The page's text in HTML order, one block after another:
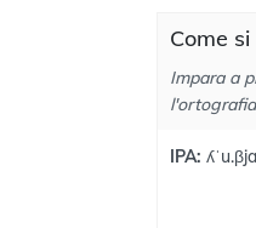
Come
Impara a
IPA: ʎˈu.βja